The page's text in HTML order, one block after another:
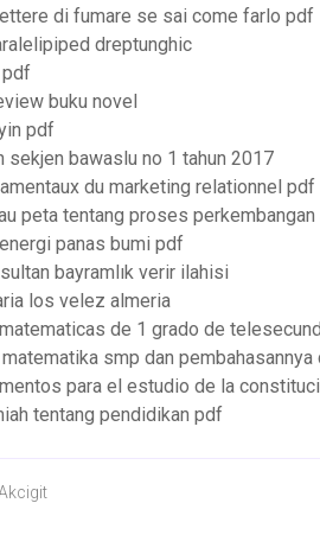
di fumare se sai come farlo pdf
dreptunghic
pdf
buku novel
pdf
sekjen bawaslu no 1 tahun 2017
du marketing relationnel pdf
peta tentang proses
panas bumi pdf
sultan bayramlık verir ilahisi
los velez almeria
de 1 grado de
smp dan pembahasannya
para el estudio de la
tentang pendidikan pdf